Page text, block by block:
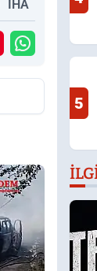
İHA
5